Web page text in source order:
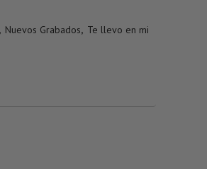
, Nuevos Grabados, Te llevo en mi